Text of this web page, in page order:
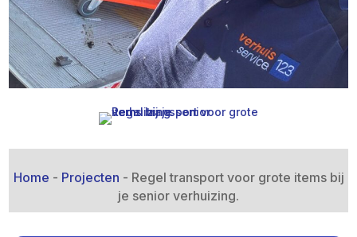
Home - Projecten - Regel transport voor grote items bij
je senior verhuizing.​